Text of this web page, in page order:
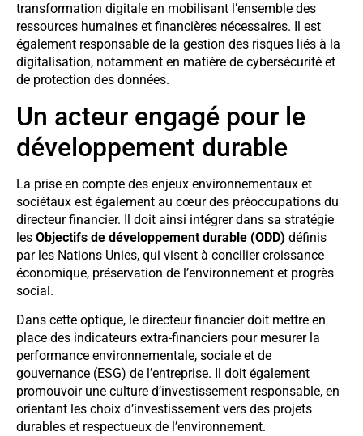
transformation digitale en mobilisant l’ensemble des
ressources humaines et financières nécessaires. Il est
également responsable de la gestion des risques liés à la
digitalisation, notamment en matière de cybersécurité et
de protection des données.
Un acteur engagé pour le
développement durable
La prise en compte des enjeux environnementaux et
sociétaux est également au cœur des préoccupations du
directeur financier. Il doit ainsi intégrer dans sa stratégie
les Objectifs de développement durable (ODD) définis
par les Nations Unies, qui visent à concilier croissance
économique, préservation de l’environnement et progrès
social.
Dans cette optique, le directeur financier doit mettre en
place des indicateurs extra-financiers pour mesurer la
performance environnementale, sociale et de
gouvernance (ESG) de l’entreprise. Il doit également
promouvoir une culture d’investissement responsable, en
orientant les choix d’investissement vers des projets
durables et respectueux de l’environnement.